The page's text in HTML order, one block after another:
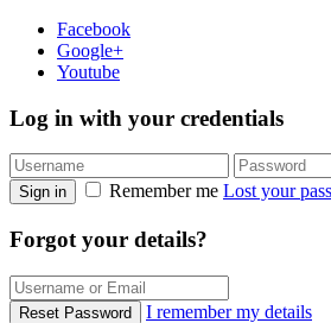
Facebook
Google+
Youtube
Log in with your credentials
Sign in Remember me Lost your
Forgot your details?
Reset Password I remember my details